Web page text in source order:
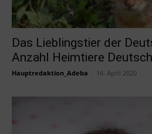
Das Lieblingstier der
Anzahl Heimtiere
Hauptredaktion_Adeba 16. April 2020